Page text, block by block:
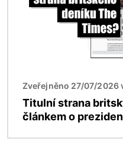
Zveřejněno 27/07/2026
Titulní strana
článkem o